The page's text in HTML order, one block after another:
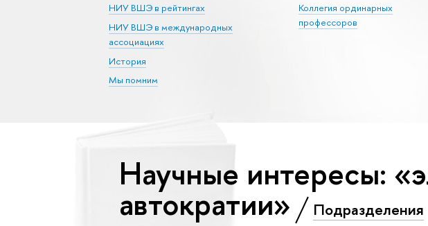
НИУ ВШЭ в рейтингах
НИУ ВШЭ в международных
ассоциациях
История
Мы помним
Коллегия ординарных
профессоров
Научные интересы:
автократии» Подразделения